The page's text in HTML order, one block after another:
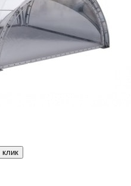
клик